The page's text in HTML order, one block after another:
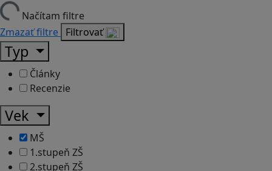
Načítam filtre
Zmazať filtre Filtrovať
Typ
Články
Recenzie
Vek
MŠ
1.stupeň ZŠ
2.stupeň ZŠ